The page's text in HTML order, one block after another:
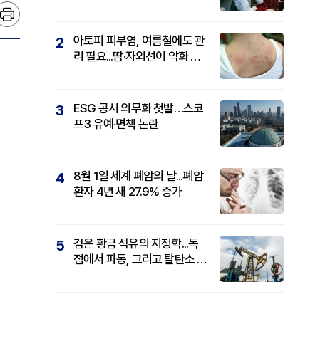
2
아토피 피부염, 여름철에도 관
리 필요...땀·자외선이 악화 요
3
ESG 공시 의무화 첫발…스코
프3 유예·면책 논란
4
8월 1일 세계 폐암의 날...폐암
환자 4년 새 27.9% 증가
5
검은 황금 석유의 지정학...독
점에서 파동, 그리고 탈탄소 패